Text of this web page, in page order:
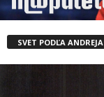
SVET PODĽA